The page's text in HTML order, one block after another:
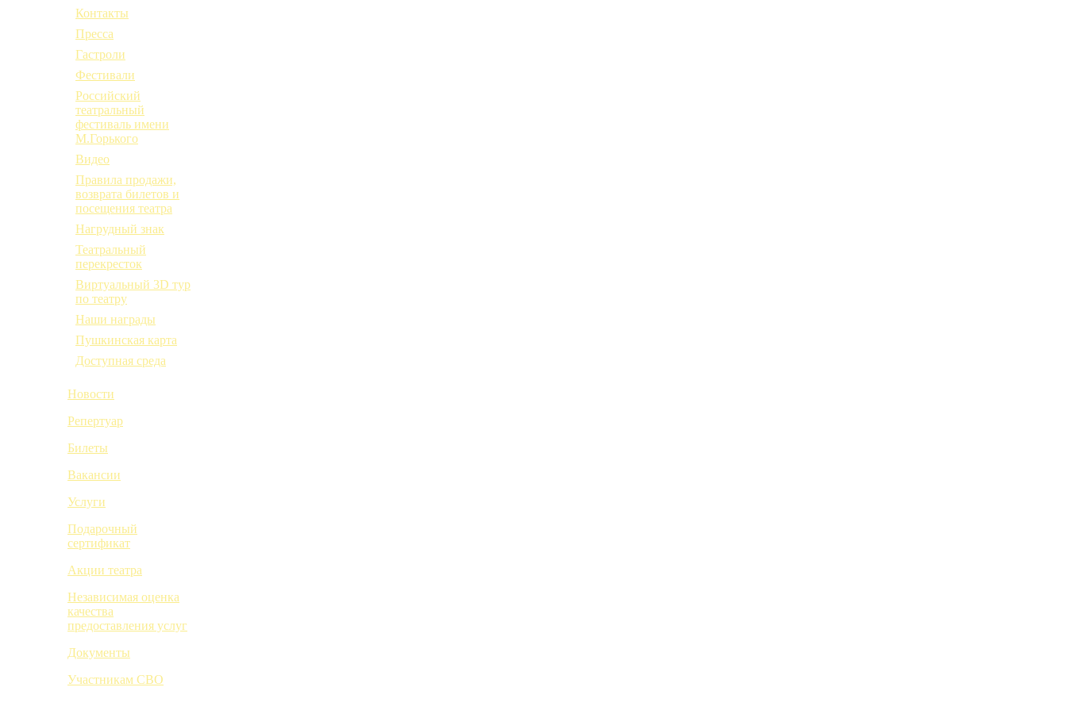
Контакты
Пресса
Гастроли
Фестивали
Российский
театральный
фестиваль имени
М.Горького
Видео
Правила продажи,
возврата билетов и
посещения театра
Нагрудный знак
Театральный
перекресток
Виртуальный 3D тур
по театру
Наши награды
Пушкинская карта
Доступная среда
Новости
Репертуар
Билеты
Вакансии
Услуги
Подарочный
сертификат
Акции театра
Независимая оценка
качества
предоставления услуг
Документы
Участникам СВО